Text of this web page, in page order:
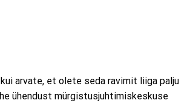
arvate, et olete seda ravimit liiga palju
ühendust mürgistusjuhtimiskeskuse